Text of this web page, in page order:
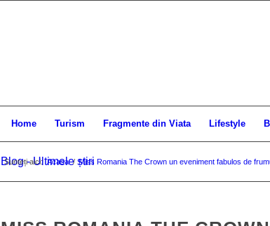
Home Turism Fragmente din Viata Lifestyle
Blog - Ultimele știri
Sunteți aici: Acasa / Miss Romania The Crown un eveniment fabulos de